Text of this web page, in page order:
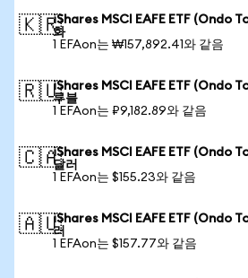
🇰🇷iShares MSCI EAFE ETF (Ondo
화
1 EFAon는 ₩157,892.41와 같음
🇷🇺iShares MSCI EAFE ETF (Ondo
루블
1 EFAon는 ₽9,182.89와 같음
🇨🇦iShares MSCI EAFE ETF (Ondo
달러
1 EFAon는 $155.23와 같음
🇦🇺iShares MSCI EAFE ETF (Ondo
러
1 EFAon는 $157.77와 같음